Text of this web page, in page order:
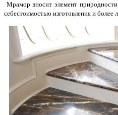
Мрамор вносит элемент
себестоимостью изготовления и более